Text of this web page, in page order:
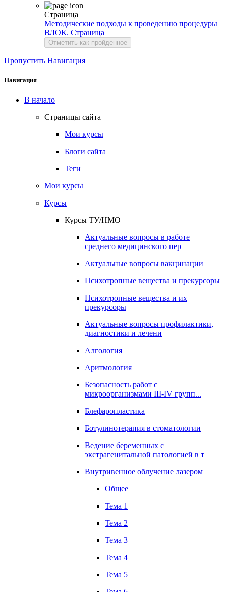
Страница
Методические подходы к проведению процедуры
ВЛОК. Страница
Отметить как пройденное
Пропустить Навигация
Навигация
В начало
Страницы сайта
Мои курсы
Блоги сайта
Теги
Мои курсы
Курсы
Курсы ТУ/НМО
Актуальные вопросы в работе
среднего медицинского пер
Актуальные вопросы вакцинации
Психотропные вещества и прекурсоры
Психотропные вещества и их
прекурсоры
Актуальные вопросы профилактики,
диагностики и лечени
Алгология
Аритмология
Безопасность работ с
микроорганизмами III-IV групп...
Блефаропластика
Ботулинотерапия в стоматологии
Ведение беременных с
экстрагенитальной патологией в т
Внутривенное облучение лазером
Общее
Тема 1
Тема 2
Тема 3
Тема 4
Тема 5